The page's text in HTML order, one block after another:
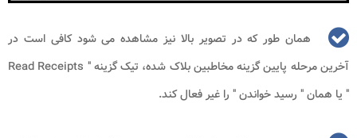
همان طور که در تصویر بالا نیز مشاهده می شود کافی است در
آخرین مرحله پایین گزینه مخاطبین بلاک شده، تیک گزینه " Read Receipts
" یا همان " رسید خواندن " را غیر فعال کند.